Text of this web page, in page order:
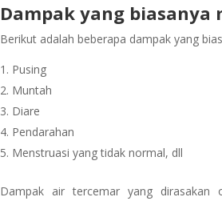
Dampak yang biasanya
Berikut adalah beberapa dampak yang
Pusing
Muntah
Diare
Pendarahan
Menstruasi yang tidak normal, dll
Dampak air tercemar yang